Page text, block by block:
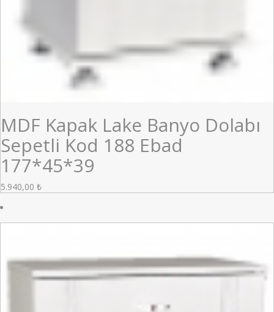
MDF Kapak Lake Banyo Dolabı
Sepetli Kod 188 Ebad
177*45*39
5.940,00 ₺